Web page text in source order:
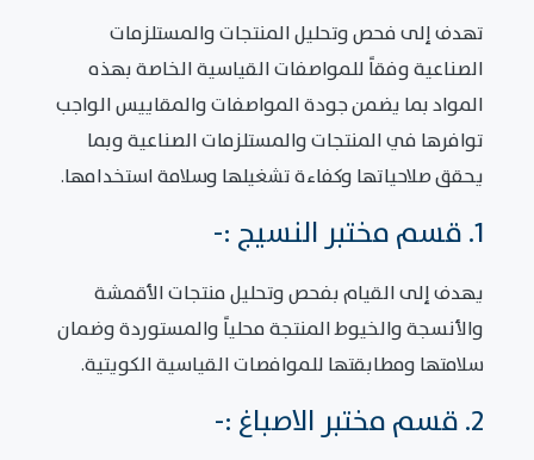
تهدف إلى فحص وتحليل المنتجات والمستلزمات
الصناعية وفقاً للمواصفات القياسية الخاصة بهذه
المواد بما يضمن جودة المواصفات والمقاييس الواجب
توافرها في المنتجات والمستلزمات الصناعية وبما
يحقق صلاحياتها وكفاءة تشغيلها وسلامة استخدامها.
1. قسم مختبر النسيج :-
يهدف إلى القيام بفحص وتحليل منتجات الأقمشة
والأنسجة والخيوط المنتجة محلياً والمستوردة وضمان
سلامتها ومطابقتها للموافصات القياسية الكويتية.
2. قسم مختبر الاصباغ :-